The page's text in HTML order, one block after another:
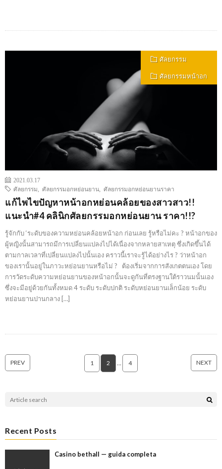
ศัลยกรรม
ศัลยกรรมหน้าอก
2021.03.17
ศัลยกรรม
ศัลยกรรมอกหย่อนยาน ศัลยกรรมอกหย่อนยานราคา
แก้ไพไขปัญหาหน้าอกหย่อนคล้อยของสาวสาว!!
แนะนำ#4 คลินิกศัลยกรรมอกหย่อนยาน ราคา!!?
รู้จักกับ ‘ระดับของความหย่อนคล้อยหน้าอก ก่อนเลย รู้หรือไม่คะ ? หน้าอกของ
ผู้หญิงนั้นสามารถมีการเปลี่ยนแปลงไปได้เนื่องจากหลายสาเหตุ ซึ่งเกิดขึ้นได้
ตามกาลเวลาที่เปลี่ยนแปลงไปนั้นเอง คราวนี้เราจะรู้ได้อย่างไร ? ว่าหน้าอก
ของเรานั้นอยู่ในภาวะหย่อนยานหรือไม่ ? ต้องเริ่มจากการสังเกตตนเอง โดย
การวัดระดับความหย่อนยานของหน้าอกนั้นจะดูกันที่ตรงฐานใต้ราวนมนั้นเอง
ซึ่งจะมีอยู่ด้วยกันทั้งหมด 4 ระดับ ระดับปกติ ระดับหย่อนยานเล็กน้อย ระดับ
หย่อนยานปานกลาง […]
PREV 1 2 … 4 NEXT
Recent Posts
Casino bethall — guida completa